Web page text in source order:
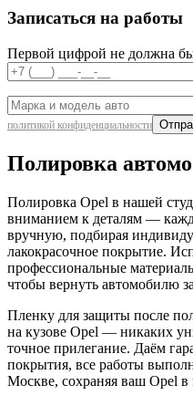
Записаться на работы
Первой цифрой не должна
политикой конфиденциальности
Полировка
Полировка Opel в нашей
вниманием к деталям —
вручную, подбирая
лакокрасочное покрытие.
профессиональные
чтобы вернуть автомобилю
Пленку для защиты после
на кузове Opel — никаких
точное прилегание. Даём
покрытия, все работы
Москве, сохраняя ваш Opel в